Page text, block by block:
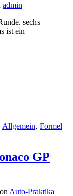
admin
sechs
ist ein
Allgemein, Formel
GP
Auto-Praktika